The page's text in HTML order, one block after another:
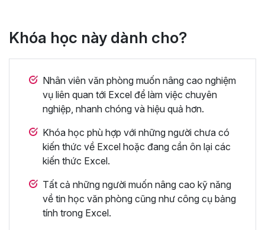
Khóa học này dành cho?
Nhân viên văn phòng muốn nâng cao nghiệm
vụ liên quan tới Excel để làm việc chuyên
nghiệp, nhanh chóng và hiệu quả hơn.
Khóa học phù hợp với những người chưa có
kiến thức về Excel hoặc đang cần ôn lại các
kiến thức Excel.
Tất cả những người muốn nâng cao kỹ năng
về tin học văn phòng cũng như công cụ bảng
tính trong Excel.